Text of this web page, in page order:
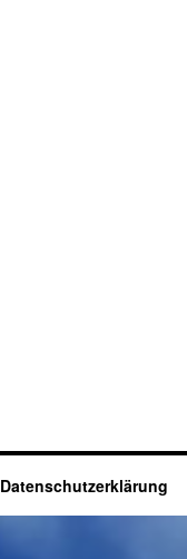
Datenschutzerklärung